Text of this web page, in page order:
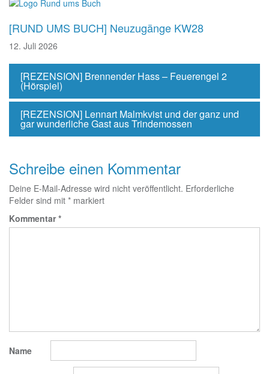
[RUND UMS BUCH] Neuzugänge KW28
12. Juli 2026
[REZENSION] Brennender Hass – Feuerengel 2
(Hörspiel)
[REZENSION] Lennart Malmkvist und der ganz und
gar wunderliche Gast aus Trindemossen
Schreibe einen Kommentar
Deine E-Mail-Adresse wird nicht veröffentlicht. Erforderliche
Felder sind mit * markiert
Kommentar*
Name